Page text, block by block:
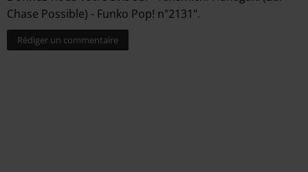
Chase Possible) - Funko Pop! n°2131".
Rédiger un commentaire